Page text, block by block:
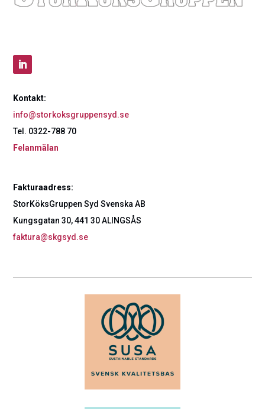
Kontakt:
info@storkoksgruppensyd.se
Tel. 0322-788 70
Felanmälan
Fakturaadress:
StorKöksGruppen Syd Svenska AB
Kungsgatan 30, 441 30 ALINGSÅS
faktura@skgsyd.se